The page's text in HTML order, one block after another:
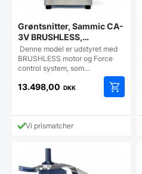
Grøntsnitter, Sammic CA-
3V BRUSHLESS,
500kg/timen
Denne model er udstyret med
BRUSHLESS motor og Force
control system, som…
13.498,00 DKK
Vi prismatcher